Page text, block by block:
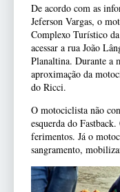
De acordo com as
Jeferson Vargas, o
Complexo Turístico
acessar a rua João
Planaltina. Durante a
aproximação da
do Ricci.
O motociclista não
esquerda do
ferimentos. Já o
sangramento,